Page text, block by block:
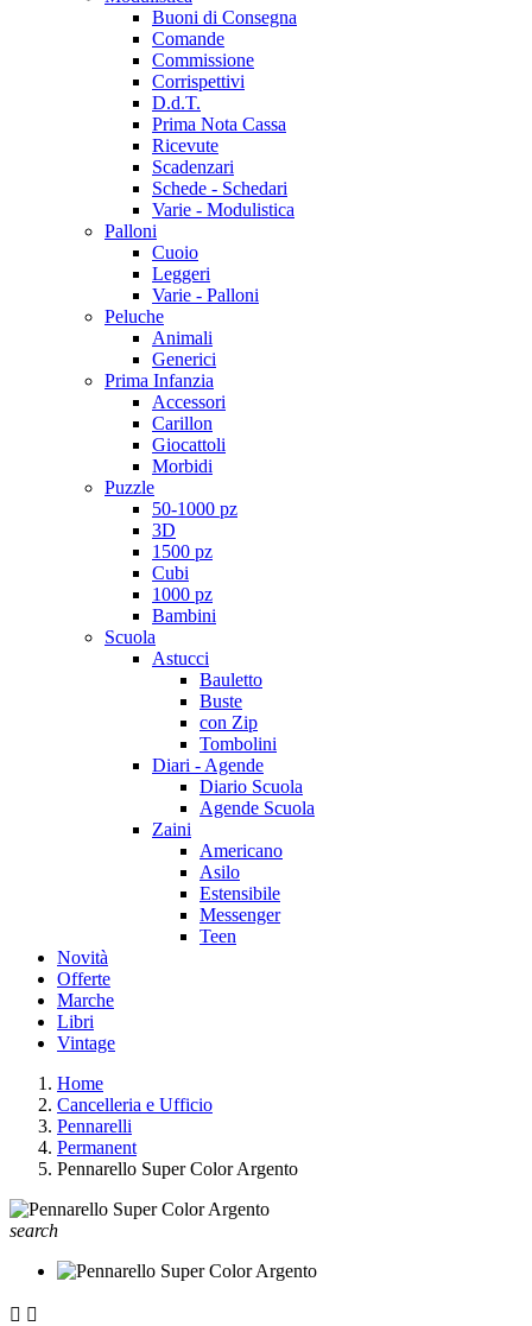
Buoni di Consegna
Comande
Commissione
Corrispettivi
D.d.T.
Prima Nota Cassa
Ricevute
Scadenzari
Schede - Schedari
Varie - Modulistica
Palloni
Cuoio
Leggeri
Varie - Palloni
Peluche
Animali
Generici
Prima Infanzia
Accessori
Carillon
Giocattoli
Morbidi
Puzzle
50-1000 pz
3D
1500 pz
Cubi
1000 pz
Bambini
Scuola
Astucci
Bauletto
Buste
con Zip
Tombolini
Diari - Agende
Diario Scuola
Agende Scuola
Zaini
Americano
Asilo
Estensibile
Messenger
Teen
Novità
Offerte
Marche
Libri
Vintage
Home
Cancelleria e Ufficio
Pennarelli
Permanent
Pennarello Super Color Argento
search
 